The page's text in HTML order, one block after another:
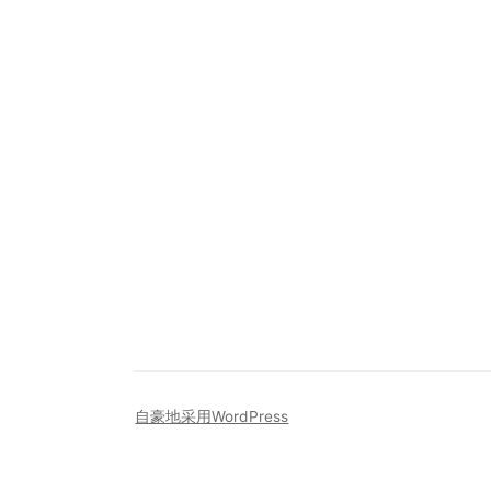
自豪地采用WordPress